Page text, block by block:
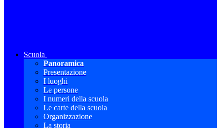
Scuola
Panoramica
Presentazione
I luoghi
Le persone
I numeri della scuola
Le carte della scuola
Organizzazione
La storia